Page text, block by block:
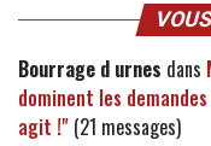
Bourrage d urnes dans
dominent les
agit !" (21 messages)